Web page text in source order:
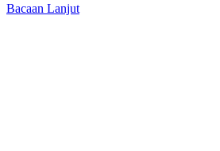
Bacaan Lanjut